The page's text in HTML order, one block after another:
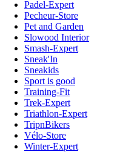
Padel-Expert
Pecheur-Store
Pet and Garden
Slowood Interior
Smash-Expert
Sneak'In
Sneakids
Sport is good
Training-Fit
Trek-Expert
Triathlon-Expert
TripnBikers
Vélo-Store
Winter-Expert